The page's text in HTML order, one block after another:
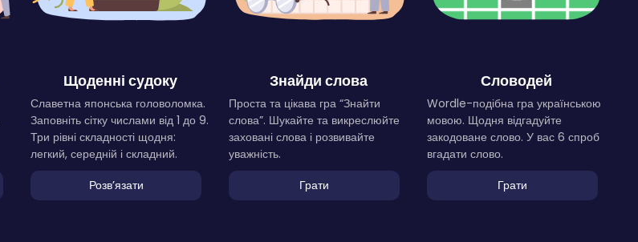
Щоденні судоку
Славетна японська головоломка.
Заповніть сітку числами від 1 до 9.
Три рівні складності щодня:
легкий, середній і складний.
Розвʼязати
Знайди слова
Проста та цікава гра “Знайти
слова”. Шукайте та викреслюйте
заховані слова і розвивайте
уважність.
Грати
Словодей
Wordle-подібна гра українською
мовою. Щодня відгадуйте
закодоване слово. У вас 6 спроб
вгадати слово.
Грати